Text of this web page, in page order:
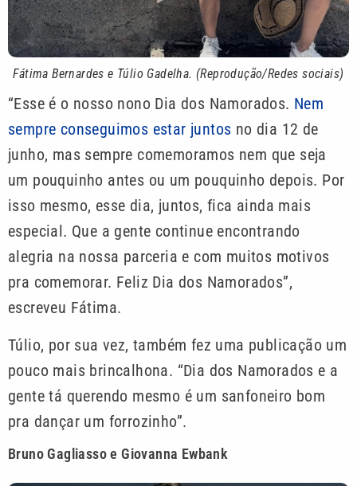
Fátima Bernardes e Túlio Gadelha. (Reprodução/Redes sociais)
“Esse é o nosso nono Dia dos Namorados. Nem
sempre conseguimos estar juntos no dia 12 de
junho, mas sempre comemoramos nem que seja
um pouquinho antes ou um pouquinho depois. Por
isso mesmo, esse dia, juntos, fica ainda mais
especial. Que a gente continue encontrando
alegria na nossa parceria e com muitos motivos
pra comemorar. Feliz Dia dos Namorados”,
escreveu Fátima.
Túlio, por sua vez, também fez uma publicação um
pouco mais brincalhona. “Dia dos Namorados e a
gente tá querendo mesmo é um sanfoneiro bom
pra dançar um forrozinho”.
Bruno Gagliasso e Giovanna Ewbank